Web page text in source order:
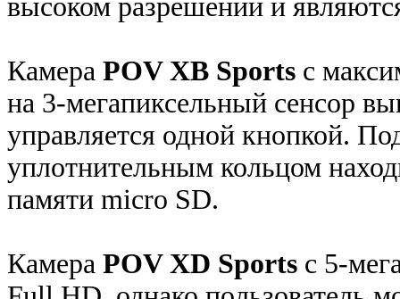
высоком разрешении и
Камера POV XB Sports с
на 3-мегапиксельный сенсор
управляется одной кнопкой.
уплотнительным кольцом
памяти micro SD.
Камера POV XD Sports с 5-